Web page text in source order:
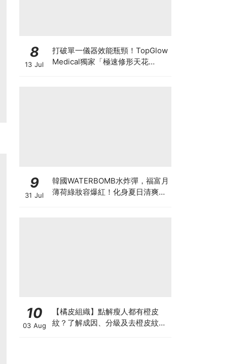
8
13 Jul
打破單一儀器效能瓶頸！TopGlow
Medical獨家「極速修形天花
9
31 Jul
韓國WATERBOMB水炸彈，福富月
薄荷綠妝容爆紅！化身夏日清爽
10
03 Aug
【橘皮組織】點解瘦人都有橙皮
紋？了解成因、分級及去橙皮紋改